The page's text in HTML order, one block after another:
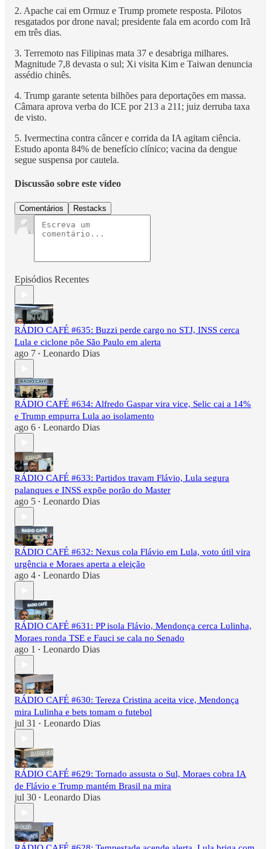
2. Apache cai em Ormuz e Trump promete resposta. Pilotos
resgatados por drone naval; presidente fala em acordo com Irã
em três dias.
3. Terremoto nas Filipinas mata 37 e desabriga milhares.
Magnitude 7,8 devasta o sul; Xi visita Kim e Taiwan denuncia
assédio chinês.
4. Trump garante setenta bilhões para deportações em massa.
Câmara aprova verba do ICE por 213 a 211; juiz derruba taxa
de visto.
5. Ivermectina contra câncer e corrida da IA agitam ciência.
Estudo aponta 84% de benefício clínico; vacina da dengue
segue suspensa por cautela.
Discussão sobre este vídeo
Comentários Restacks
Episódios Recentes
RÁDIO CAFÉ #635: Buzzi perde cargo no STJ, INSS cerca
Lula e ciclone põe São Paulo em alerta
ago 7 • Leonardo Dias
RÁDIO CAFÉ #634: Alfredo Gaspar vira vice, Selic cai a 14%
e Trump empurra Lula ao isolamento
ago 6 • Leonardo Dias
RÁDIO CAFÉ #633: Partidos travam Flávio, Lula segura
palanques e INSS expõe porão do Master
ago 5 • Leonardo Dias
RÁDIO CAFÉ #632: Nexus cola Flávio em Lula, voto útil vira
urgência e Moraes aperta a eleição
ago 4 • Leonardo Dias
RÁDIO CAFÉ #631: PP isola Flávio, Mendonça cerca Lulinha,
Moraes ronda TSE e Fauci se cala no Senado
ago 1 • Leonardo Dias
RÁDIO CAFÉ #630: Tereza Cristina aceita vice, Mendonça
mira Lulinha e bets tomam o futebol
jul 31 • Leonardo Dias
RÁDIO CAFÉ #629: Tornado assusta o Sul, Moraes cobra IA
de Flávio e Trump mantém Brasil na mira
jul 30 • Leonardo Dias